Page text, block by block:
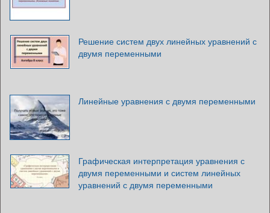
Решение систем двух линейных уравнений с
двумя переменными
Линейные уравнения с двумя переменными
Графическая интерпретация уравнения с
двумя переменными и систем линейных
уравнений с двумя переменными